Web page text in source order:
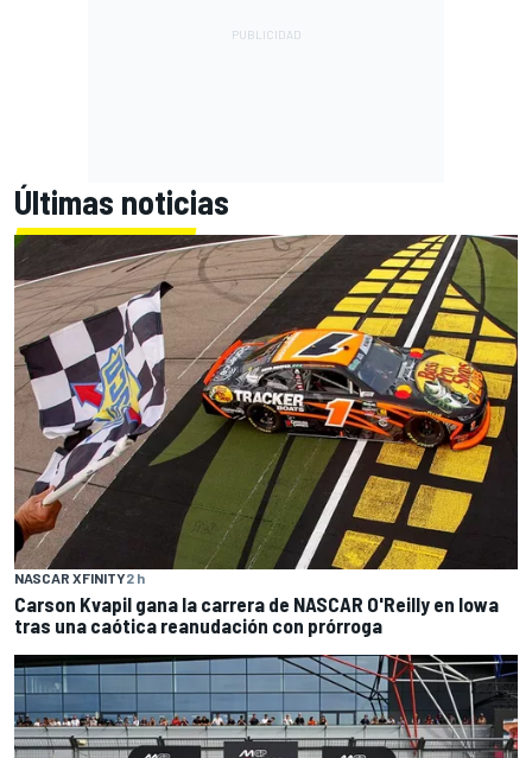
Últimas noticias
NASCAR XFINITY2 h
Carson Kvapil gana la carrera de NASCAR O'Reilly en Iowa
tras una caótica reanudación con prórroga